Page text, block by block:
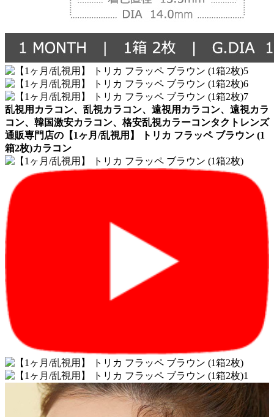
乱視用カラコン、乱視カラコン、遠視用カラコン、遠視カラ
コン、韓国激安カラコン、格安乱視カラーコンタクトレンズ
通販専門店の【1ヶ月/乱視用】 トリカ フラッペ ブラウン (1
箱2枚)カラコン